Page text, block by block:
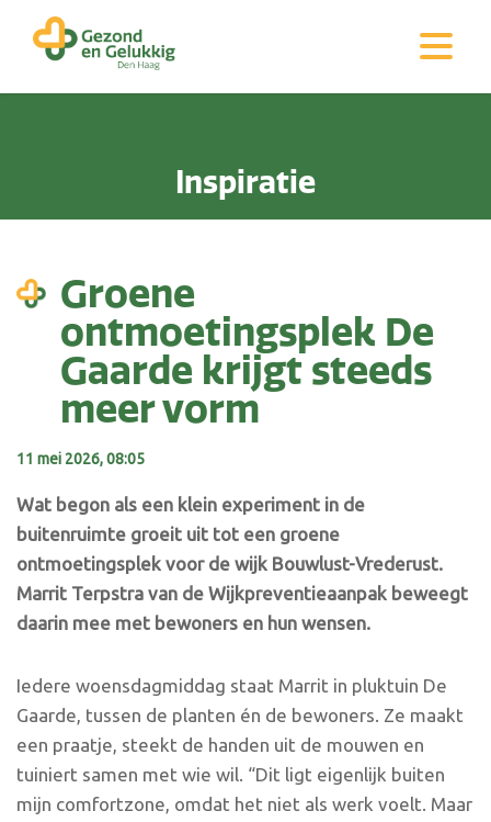
Inspiratie
Groene
ontmoetingsplek De
Gaarde krijgt steeds
meer vorm
11 mei 2026, 08:05
Wat begon als een klein experiment in de
buitenruimte groeit uit tot een groene
ontmoetingsplek voor de wijk Bouwlust-Vrederust.
Marrit Terpstra van de Wijkpreventieaanpak beweegt
daarin mee met bewoners en hun wensen.
Iedere woensdagmiddag staat Marrit in pluktuin De
Gaarde, tussen de planten én de bewoners. Ze maakt
een praatje, steekt de handen uit de mouwen en
tuiniert samen met wie wil. “Dit ligt eigenlijk buiten
mijn comfortzone, omdat het niet als werk voelt. Maar